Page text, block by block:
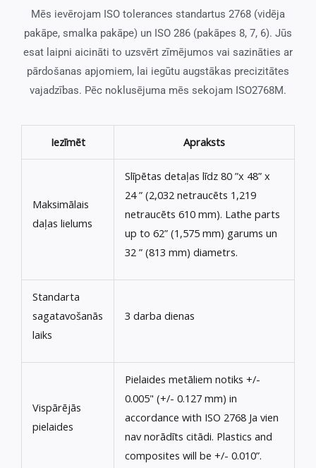
Mēs ievērojam ISO tolerances standartus 2768 (vidēja
pakāpe, smalka pakāpe) un ISO 286 (pakāpes 8, 7, 6). Jūs
esat laipni aicināti to uzsvērt zīmējumos vai sazināties ar
pārdošanas apjomiem, lai iegūtu augstākas precizitātes
vajadzības. Pēc noklusējuma mēs sekojam ISO2768M.
Iezīmēt Apraksts
Maksimālais
daļas lielums
Slīpētas detaļas līdz 80 ”x 48” x
24 ” (2,032 netraucēts 1,219
netraucēts 610 mm). Lathe parts
up to 62”(1,575 mm) garums un
32 ” (813 mm) diametrs.
Standarta
sagatavošanās
laiks
3 darba dienas
Vispārējās
pielaides
Pielaides metāliem notiks +/-
0.005" (+/- 0.127 mm) in
accordance with ISO 2768 Ja vien
nav norādīts citādi. Plastics and
composites will be +/- 0.010”.